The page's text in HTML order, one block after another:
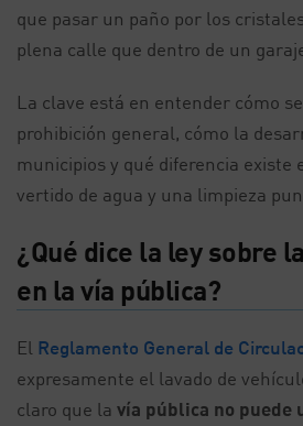
que pasar un paño por los
plena calle que dentro de un
La clave está en entender cómo
prohibición general, cómo la
municipios y qué diferencia existe
vertido de agua y una limpieza
¿Qué dice la ley sobre
en la vía pública?
El Reglamento General de
expresamente el lavado de
claro que la vía pública no puede